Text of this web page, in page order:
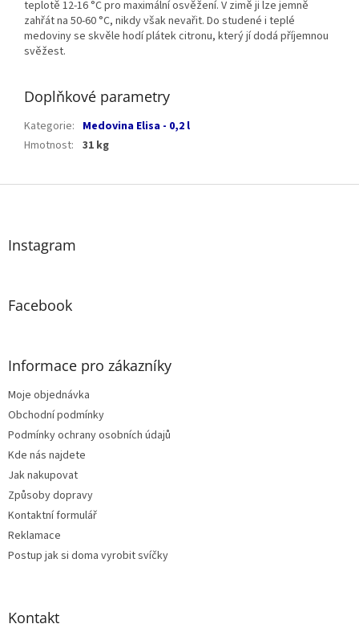
teplotě 12-16 °C pro maximální osvěžení. V zimě ji lze jemně
zahřát na 50-60 °C, nikdy však nevařit. Do studené i teplé
medoviny se skvěle hodí plátek citronu, který jí dodá příjemnou
svěžest.
Doplňkové parametry
Kategorie: Medovina Elisa - 0,2 l
Hmotnost: 31 kg
Z
Instagram
Facebook
Informace pro zákazníky
Moje objednávka
Obchodní podmínky
Podmínky ochrany osobních údajů
Kde nás najdete
Jak nakupovat
Způsoby dopravy
Kontaktní formulář
Reklamace
Postup jak si doma vyrobit svíčky
Kontakt